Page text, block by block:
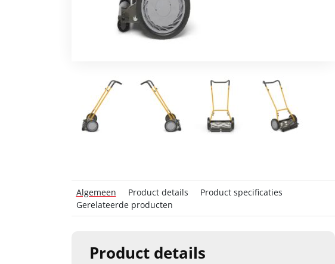
Product details
Algemeen Product details
Product specificaties
Gerelateerde producten